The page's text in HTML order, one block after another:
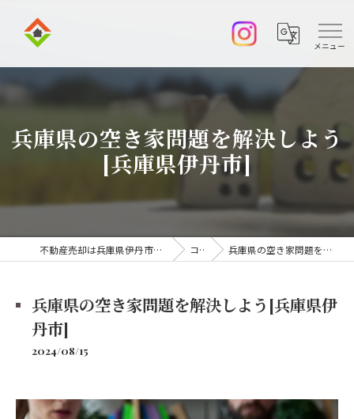
兵庫県の空き家問題を解決しよう
[兵庫県伊丹市]
不動産売却は兵庫県伊丹市の株式会社アークエステート コラム 兵庫県の空き家問題を解決しよう[兵庫県伊丹市]
兵庫県の空き家問題を解決しよう[兵庫県伊
丹市]
2024/08/15